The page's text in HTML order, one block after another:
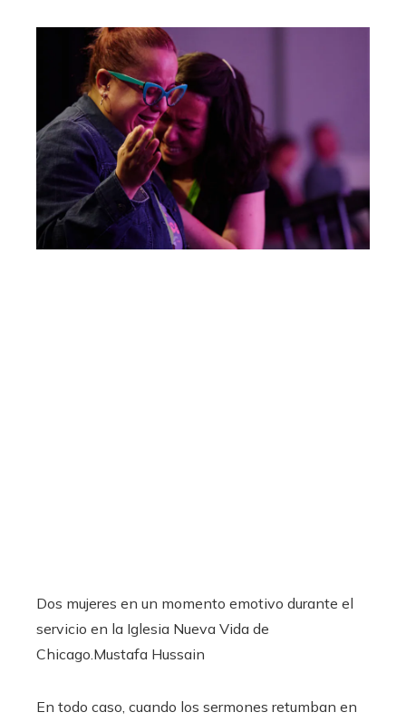
Dos mujeres en un momento emotivo durante el
servicio en la Iglesia Nueva Vida de
Chicago.Mustafa Hussain
En todo caso, cuando los sermones retumban en